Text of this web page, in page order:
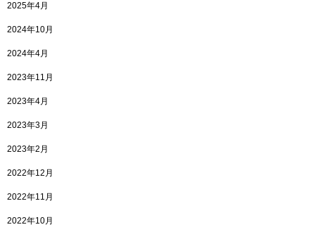
2025年4月
2024年10月
2024年4月
2023年11月
2023年4月
2023年3月
2023年2月
2022年12月
2022年11月
2022年10月